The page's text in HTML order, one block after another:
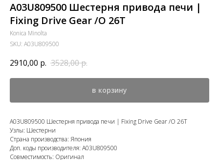
A03U809500 Шестерня привода печи |
Fixing Drive Gear /O 26T
Konica Minolta
SKU: A03U809500
2910,00 р. 3528,00р.
в корзину
A03U809500 Шестерня привода печи | Fixing Drive Gear /O 26T
Узлы: Шестерни
Страна производства: Япония
Доп. коды производителя: A03U809500
Совместимость: Оригинал